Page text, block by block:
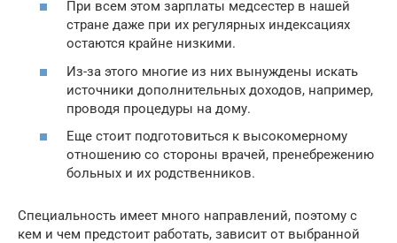
При всем этом зарплаты медсестер в нашей
стране даже при их регулярных индексациях
остаются крайне низкими.
Из-за этого многие из них вынуждены искать
источники дополнительных доходов, например,
проводя процедуры на дому.
Еще стоит подготовиться к высокомерному
отношению со стороны врачей, пренебрежению
больных и их родственников.
Специальность имеет много направлений, поэтому с
кем и чем предстоит работать, зависит от выбранной